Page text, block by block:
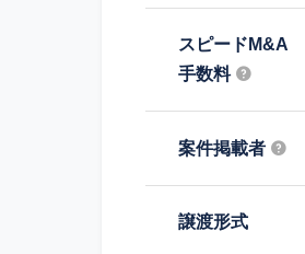
スピードM&A
手数料
案件掲載者
譲渡形式